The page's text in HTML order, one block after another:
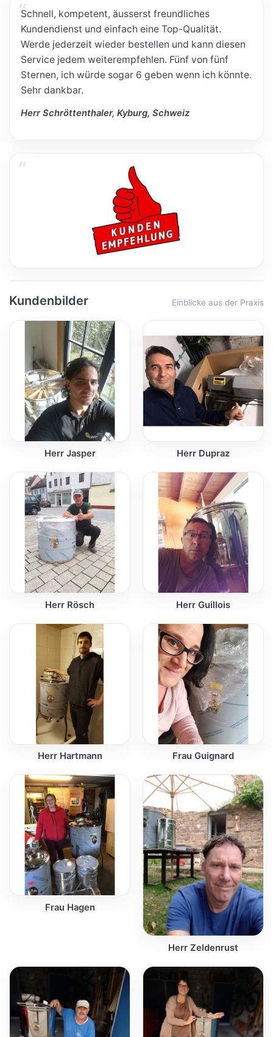
Schnell, kompetent, äusserst freundliches
Kundendienst und einfach eine Top-Qualität.
Werde jederzeit wieder bestellen und kann diesen
Service jedem weiterempfehlen. Fünf von fünf
Sternen, ich würde sogar 6 geben wenn ich könnte.
Sehr dankbar.
Herr Schröttenthaler, Kyburg, Schweiz
Kundenbilder Einblicke aus der Praxis
Herr Jasper Herr Dupraz
Herr Rösch Herr Guillois
Herr Hartmann Frau Guignard
Frau Hagen
Herr Zeldenrust